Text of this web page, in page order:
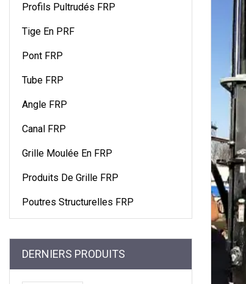
Profils Pultrudés FRP
Tige En PRF
Pont FRP
Tube FRP
Angle FRP
Canal FRP
Grille Moulée En FRP
Produits De Grille FRP
Poutres Structurelles FRP
DERNIERS PRODUITS